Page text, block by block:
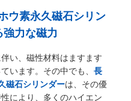
ウ素永久磁石シリン
力な磁力
い、磁性材料はますます
います。その中でも、 長
磁石シリンダーは、その優
により、多くのハイエン